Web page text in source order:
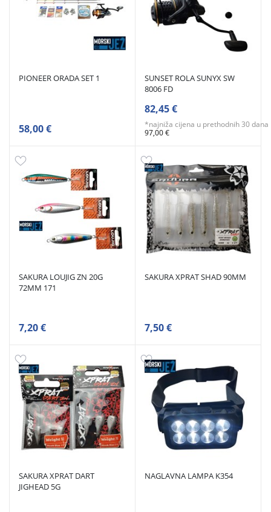
PIONEER ORADA SET 1
58,00 €
SUNSET ROLA SUNYX SW
8006 FD
82,45 €
*najniža cijena u prethodnih 30 dana
97,00 €
SAKURA LOUJIG ZN 20G
72MM 171
7,20 €
SAKURA XPRAT SHAD 90MM
7,50 €
SAKURA XPRAT DART
JIGHEAD 5G
NAGLAVNA LAMPA K354